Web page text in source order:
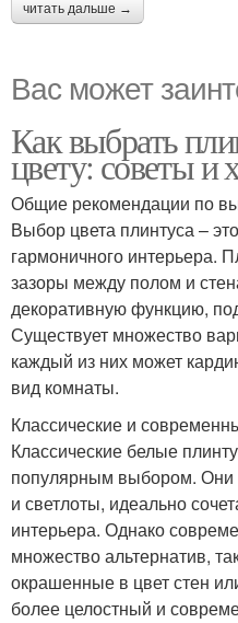
читать дальше →
Вас может
Как выбрать
цвету: советы и
Общие рекомендации по
Выбор цвета плинтуса –
гармоничного интерьера.
зазоры между полом и
декоративную функцию,
Существует множество
каждый из них может
вид комнаты.
Классические и
Классические белые
популярным выбором. Они
и светлоты, идеально
интерьера. Однако
множество альтернатив,
окрашенные в цвет стен
более целостный и